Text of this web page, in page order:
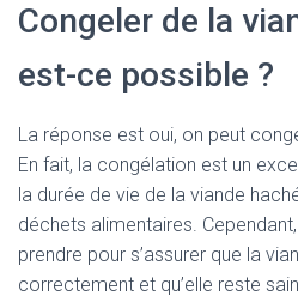
Congeler de la
est-ce possible ?
La réponse est oui, on peut
En fait, la congélation est un
la durée de vie de la viande
déchets alimentaires.
prendre pour s’assurer que la
correctement et qu’elle reste